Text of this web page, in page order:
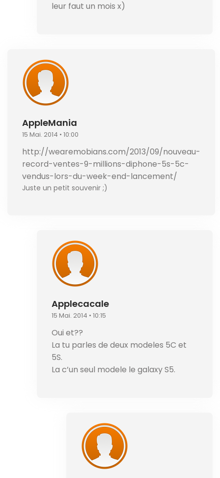
leur faut un mois x)
AppleMania
15 Mai. 2014 • 10:00
http://wearemobians.com/2013/09/nouveau-
record-ventes-9-millions-diphone-5s-5c-
vendus-lors-du-week-end-lancement/
Juste un petit souvenir ;)
Applecacale
15 Mai. 2014 • 10:15
Oui et??
La tu parles de deux modeles 5C et
5S.
La c’un seul modele le galaxy S5.